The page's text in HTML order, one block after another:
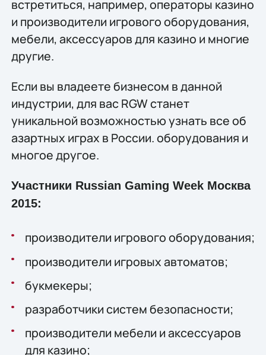
встретиться, например, операторы казино
и производители игрового оборудования,
мебели, аксессуаров для казино и многие
другие.
Если вы владеете бизнесом в данной
индустрии, для вас RGW станет
уникальной возможностью узнать все об
азартных играх в России. оборудования и
многое другое.
Участники Russian Gaming Week Москва
2015:
производители игрового оборудования;
производители игровых автоматов;
букмекеры;
разработчики систем безопасности;
производители мебели и аксессуаров
для казино;